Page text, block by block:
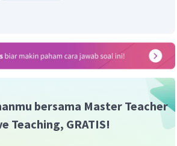
bersama Master Teacher
Teaching, GRATIS!